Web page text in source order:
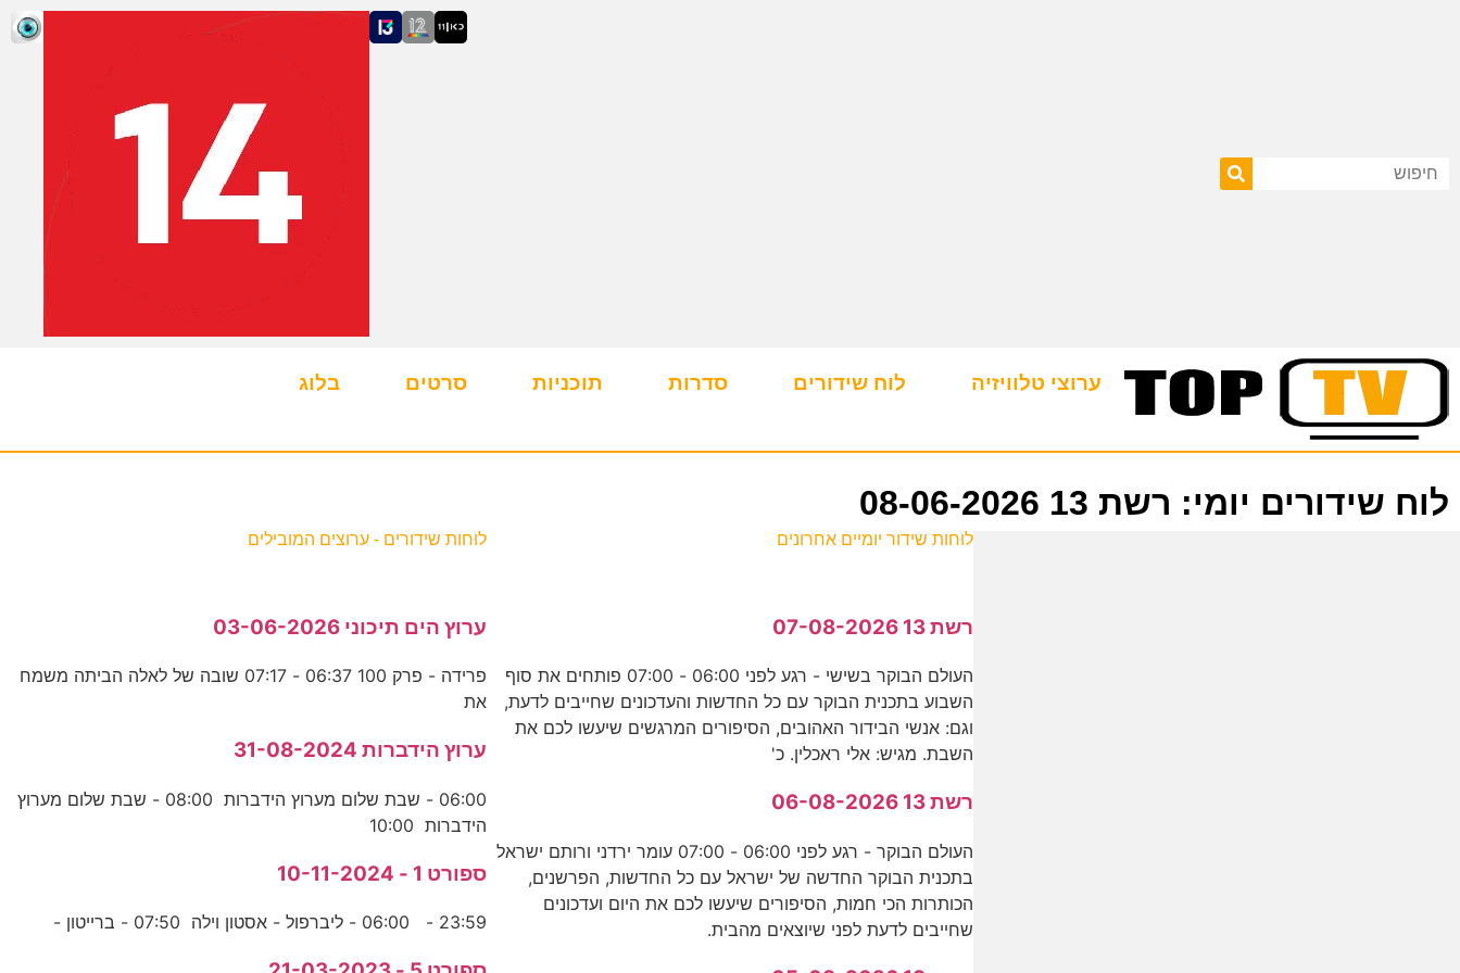
ערוצי טלוויזיה לוח שידורים סדרות תוכניות סרטים בלוג
לוח שידורים יומי: רשת 13 08-06-2026
לוחות שידור יומיים אחרונים
רשת 13 07-08-2026
העולם הבוקר בשישי - רגע לפני 06:00 - 07:00 פותחים את סוף
השבוע בתכנית הבוקר עם כל החדשות והעדכונים שחייבים לדעת,
וגם: אנשי הבידור האהובים, הסיפורים המרגשים שיעשו לכם את
השבת. מגיש: אלי ראכלין. כ'
רשת 13 06-08-2026
העולם הבוקר - רגע לפני 06:00 - 07:00 עומר ירדני ורותם ישראל
בתכנית הבוקר החדשה של ישראל עם כל החדשות, הפרשנים,
הכותרות הכי חמות, הסיפורים שיעשו לכם את היום ועדכונים
שחייבים לדעת לפני שיוצאים מהבית.
לוחות שידורים - ערוצים המובילים
ערוץ הים תיכוני 03-06-2026
פרידה - פרק 100 06:37 - 07:17 שובה של לאלה הביתה משמח
את
ערוץ הידברות 31-08-2024
06:00 - שבת שלום מערוץ הידברות 08:00 - שבת שלום מערוץ
הידברות 10:00
ספורט 1 - 10-11-2024
23:59 - 06:00 - ליברפול - אסטון וילה 07:50 - ברייטון -